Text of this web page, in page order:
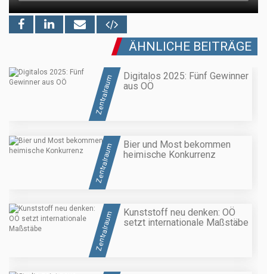
ÄHNLICHE BEITRÄGE
Zentralraum
Digitalos 2025: Fünf Gewinner
aus OÖ
Zentralraum
Bier und Most bekommen
heimische Konkurrenz
Zentralraum
Kunststoff neu denken: OÖ
setzt internationale Maßstäbe